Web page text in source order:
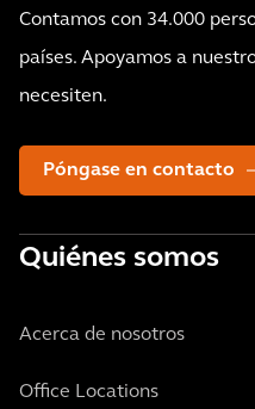
Contamos con 34.000
países. Apoyamos a
necesiten.
Póngase en contacto
Quiénes somos
Acerca de nosotros
Office Locations